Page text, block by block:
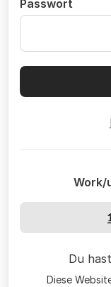
Passwort
Work/
Du
Diese